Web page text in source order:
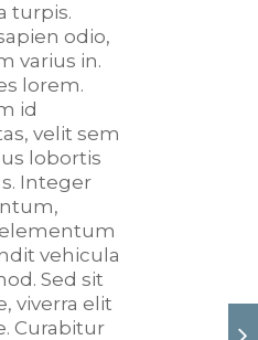
turpis.
odio,
varius in.
lorem.
id
velit sem
lobortis
Integer
vehicula
Sed sit
viverra elit
Curabitur